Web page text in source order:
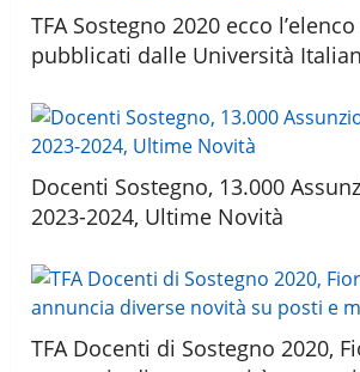
TFA Sostegno 2020 ecco
pubblicati dalle Università
Docenti Sostegno, 13.000
2023-2024, Ultime Novità
TFA Docenti di Sostegno 2020,